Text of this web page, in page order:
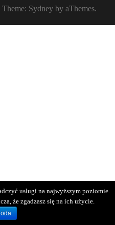
Theme: Sydney by aThemes.
usługi na najwyższym poziomie.
że zgadzasz się na ich użycie.